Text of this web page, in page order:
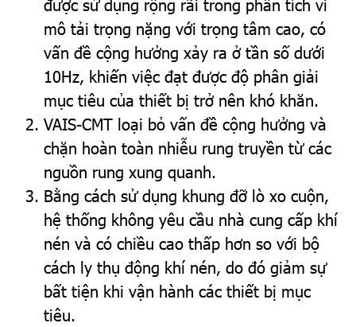
mô tải trọng nặng với trọng tâm cao, có
vấn đề cộng hưởng xảy ra ở tần số dưới
10Hz, khiến việc đạt được độ phân giải
mục tiêu của thiết bị trở nên khó khăn.
VAIS-CMT loại bỏ vấn đề cộng hưởng và
chặn hoàn toàn nhiễu rung truyền từ các
nguồn rung xung quanh.
Bằng cách sử dụng khung đỡ lò xo cuộn,
hệ thống không yêu cầu nhà cung cấp khí
nén và có chiều cao thấp hơn so với bộ
cách ly thụ động khí nén, do đó giảm sự
bất tiện khi vận hành các thiết bị mục
tiêu.